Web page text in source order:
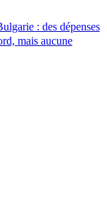
: des dépenses
mais aucune